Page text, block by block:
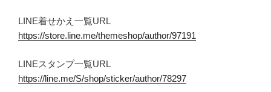
LINE着せかえ一覧URL
https://store.line.me/themeshop/author/97191
LINEスタンプ一覧URL
https://line.me/S/shop/sticker/author/78297